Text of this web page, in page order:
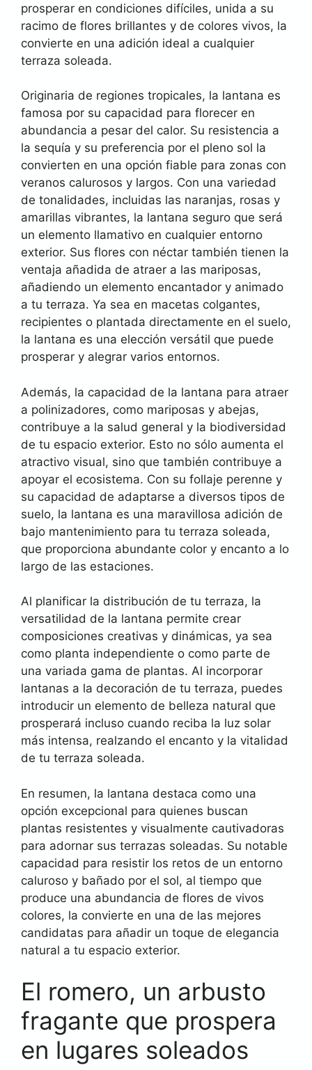
prosperar en condiciones difíciles, unida a su
racimo de flores brillantes y de colores vivos, la
convierte en una adición ideal a cualquier
terraza soleada.
Originaria de regiones tropicales, la lantana es
famosa por su capacidad para florecer en
abundancia a pesar del calor. Su resistencia a
la sequía y su preferencia por el pleno sol la
convierten en una opción fiable para zonas con
veranos calurosos y largos. Con una variedad
de tonalidades, incluidas las naranjas, rosas y
amarillas vibrantes, la lantana seguro que será
un elemento llamativo en cualquier entorno
exterior. Sus flores con néctar también tienen la
ventaja añadida de atraer a las mariposas,
añadiendo un elemento encantador y animado
a tu terraza. Ya sea en macetas colgantes,
recipientes o plantada directamente en el suelo,
la lantana es una elección versátil que puede
prosperar y alegrar varios entornos.
Además, la capacidad de la lantana para atraer
a polinizadores, como mariposas y abejas,
contribuye a la salud general y la biodiversidad
de tu espacio exterior. Esto no sólo aumenta el
atractivo visual, sino que también contribuye a
apoyar el ecosistema. Con su follaje perenne y
su capacidad de adaptarse a diversos tipos de
suelo, la lantana es una maravillosa adición de
bajo mantenimiento para tu terraza soleada,
que proporciona abundante color y encanto a lo
largo de las estaciones.
Al planificar la distribución de tu terraza, la
versatilidad de la lantana permite crear
composiciones creativas y dinámicas, ya sea
como planta independiente o como parte de
una variada gama de plantas. Al incorporar
lantanas a la decoración de tu terraza, puedes
introducir un elemento de belleza natural que
prosperará incluso cuando reciba la luz solar
más intensa, realzando el encanto y la vitalidad
de tu terraza soleada.
En resumen, la lantana destaca como una
opción excepcional para quienes buscan
plantas resistentes y visualmente cautivadoras
para adornar sus terrazas soleadas. Su notable
capacidad para resistir los retos de un entorno
caluroso y bañado por el sol, al tiempo que
produce una abundancia de flores de vivos
colores, la convierte en una de las mejores
candidatas para añadir un toque de elegancia
natural a tu espacio exterior.
El romero, un arbusto
fragante que prospera
en lugares soleados